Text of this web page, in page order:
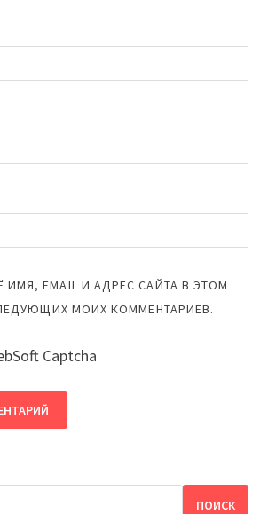
EMAIL И АДРЕС САЙТА В ЭТОМ
МОИХ КОММЕНТАРИЕВ.
Captcha
ПОИСК